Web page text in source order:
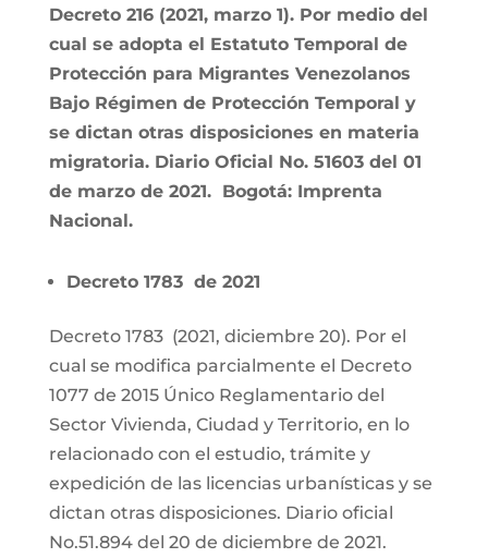
Decreto 216 (2021, marzo 1). Por medio del
cual se adopta el Estatuto Temporal de
Protección para Migrantes Venezolanos
Bajo Régimen de Protección Temporal y
se dictan otras disposiciones en materia
migratoria. Diario Oficial No. 51603 del 01
de marzo de 2021. Bogotá: Imprenta
Nacional.
Decreto 1783 de 2021
Decreto 1783 (2021, diciembre 20). Por el
cual se modifica parcialmente el Decreto
1077 de 2015 Único Reglamentario del
Sector Vivienda, Ciudad y Territorio, en lo
relacionado con el estudio, trámite y
expedición de las licencias urbanísticas y se
dictan otras disposiciones. Diario oficial
No.51.894 del 20 de diciembre de 2021.